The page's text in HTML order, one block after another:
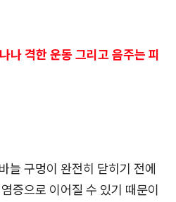
나 격한 운동 그리고 음주는 피
늘 구멍이 완전히 닫히기 전에
증으로 이어질 수 있기 때문이